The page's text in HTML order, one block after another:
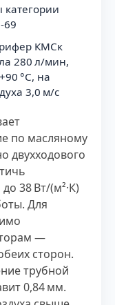
69
КМСк
280 л/мин,
°C, на
3,0 м/с
по масляному
двухходового
38 Вт/(м²·К)
Для
—
сторон.
трубной
0,84 мм.